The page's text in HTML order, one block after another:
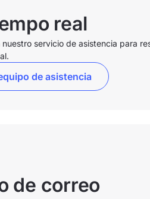
real
servicio de asistencia para
de asistencia
de correo